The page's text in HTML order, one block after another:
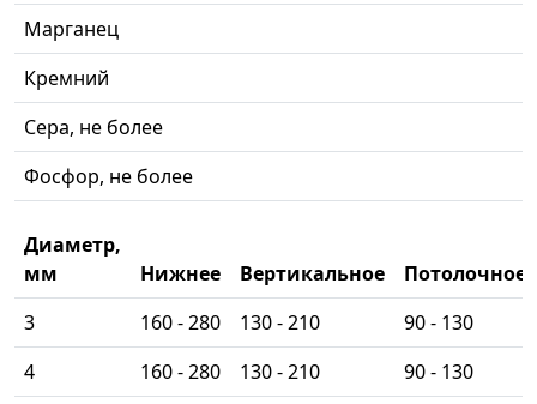
Марганец
Кремний
Сера, не более
Фосфор, не более
Диаметр,
мм
Нижнее Вертикальное
Потолочное
3
160 - 280 130 - 210
90 - 130
4
160 - 280 130 - 210
90 - 130